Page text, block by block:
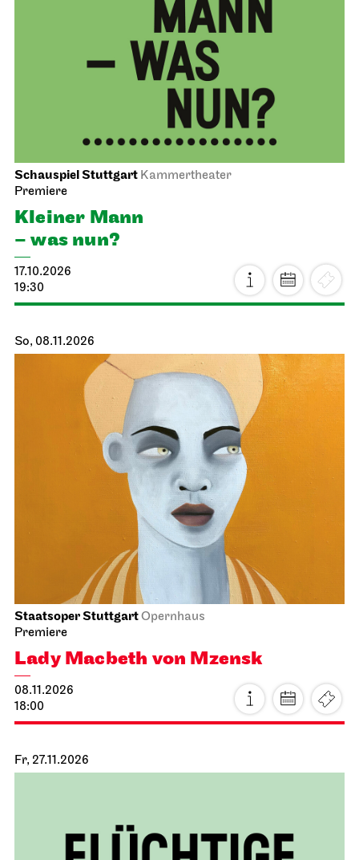
Schauspiel Stuttgart Kammertheater
Premiere
Kleiner Mann
– was nun?
17.10.2026
19:30
So, 08.11.2026
Staatsoper StuttgartOpernhaus
Premiere
Lady Macbeth von Mzensk
08.11.2026
18:00
Fr, 27.11.2026